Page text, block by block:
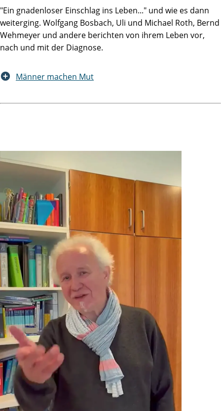
"Ein gnadenloser Einschlag ins Leben..." und wie es dann
weiterging. Wolfgang Bosbach, Uli und Michael Roth, Bernd
Wehmeyer und andere berichten von ihrem Leben vor,
nach und mit der Diagnose.
Männer machen Mut